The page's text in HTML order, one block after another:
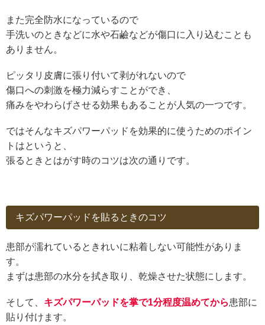
また完全防水になっているので
手洗いのときなどに水や石鹼などが傷口に入り込むことも
ありません。
ピッタリ皮膚に張り付いて剥がれないので
傷口への刺激を極力減らすことができ、
痛みをやわらげさせる効果もあることが人気の一つです。
ではそんなキズパワーパッドを効果的に使うためのポイン
トはというと、
張るときとはがす時のコツは次の通りです。
キズパワーパッドを貼るときのコツ
患部が濡れているときれいに粘着しない可能性がありま
す。
まずは患部の水分を拭き取り、乾燥させた状態にします。
そして、 キズパワーパッドを掌で1分程度温めてから患部に
貼り付けます。